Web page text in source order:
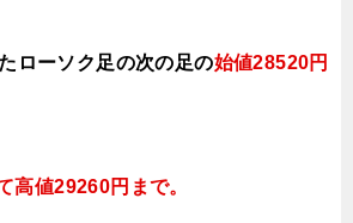
ローソク足の次の足の始値28520円
高値29260円まで。